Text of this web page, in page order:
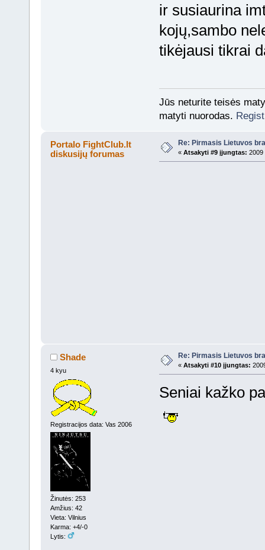
ir susiaurina
kojų,sambo
tikėjausi tikrai
Jūs neturite teisės
matyti nuorodas.
Portalo FightClub.lt
diskusijų forumas
Re: Pirmasis Lietuvos
« Atsakyti #9 įjungtas: 2009
Shade
4 kyu
Registracijos data: Vas 2006
Žinutės: 253
Amžius: 42
Vieta: Vilnius
Karma: +4/-0
Lytis:
Re: Pirmasis Lietuvos
« Atsakyti #10 įjungtas:
Seniai kažko